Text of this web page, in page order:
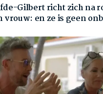
Gilbert richt zich na
vrouw: en ze is geen